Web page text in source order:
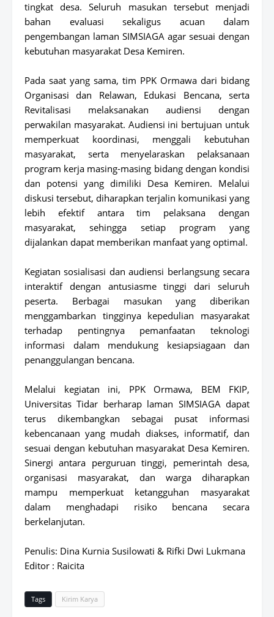
tingkat desa. Seluruh masukan tersebut menjadi
bahan evaluasi sekaligus acuan dalam
pengembangan laman SIMSIAGA agar sesuai dengan
kebutuhan masyarakat Desa Kemiren.
Pada saat yang sama, tim PPK Ormawa dari bidang
Organisasi dan Relawan, Edukasi Bencana, serta
Revitalisasi melaksanakan audiensi dengan
perwakilan masyarakat. Audiensi ini bertujuan untuk
memperkuat koordinasi, menggali kebutuhan
masyarakat, serta menyelaraskan pelaksanaan
program kerja masing-masing bidang dengan kondisi
dan potensi yang dimiliki Desa Kemiren. Melalui
diskusi tersebut, diharapkan terjalin komunikasi yang
lebih efektif antara tim pelaksana dengan
masyarakat, sehingga setiap program yang
dijalankan dapat memberikan manfaat yang optimal.
Kegiatan sosialisasi dan audiensi berlangsung secara
interaktif dengan antusiasme tinggi dari seluruh
peserta. Berbagai masukan yang diberikan
menggambarkan tingginya kepedulian masyarakat
terhadap pentingnya pemanfaatan teknologi
informasi dalam mendukung kesiapsiagaan dan
penanggulangan bencana.
Melalui kegiatan ini, PPK Ormawa, BEM FKIP,
Universitas Tidar berharap laman SIMSIAGA dapat
terus dikembangkan sebagai pusat informasi
kebencanaan yang mudah diakses, informatif, dan
sesuai dengan kebutuhan masyarakat Desa Kemiren.
Sinergi antara perguruan tinggi, pemerintah desa,
organisasi masyarakat, dan warga diharapkan
mampu memperkuat ketangguhan masyarakat
dalam menghadapi risiko bencana secara
berkelanjutan.
Penulis: Dina Kurnia Susilowati & Rifki Dwi Lukmana
Editor : Raicita
Tags Kirim Karya